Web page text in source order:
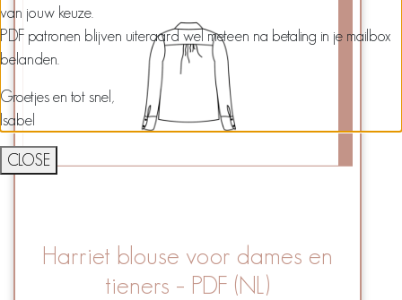
Harriet blouse voor dames en
tieners – PDF (NL)
van jouw keuze.
PDF patronen blijven uiteraard wel meteen na betaling in je mailbox
belanden.
Groetjes en tot snel,
Isabel
CLOSE